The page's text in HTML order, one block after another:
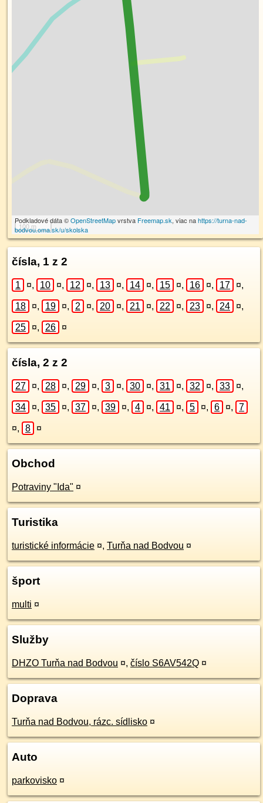
100 m
Podkladové dáta ©OpenStreetMapvrstva Freemap.sk, viac nahttps://turna-nad-
bodvou.oma.sk/u/skolska
čísla, 1 z 2
1 ¤, 10 ¤, 12 ¤, 13 ¤, 14 ¤, 15 ¤, 16 ¤, 17 ¤,
18 ¤, 19 ¤, 2 ¤, 20 ¤, 21 ¤, 22 ¤, 23 ¤, 24 ¤,
25 ¤, 26 ¤
čísla, 2 z 2
27 ¤, 28 ¤, 29 ¤, 3 ¤, 30 ¤, 31 ¤, 32 ¤, 33 ¤,
34 ¤, 35 ¤, 37 ¤, 39 ¤, 4 ¤, 41 ¤, 5 ¤, 6 ¤, 7
¤, 8 ¤
Obchod
Potraviny "Ida" ¤
Turistika
turistické informácie ¤, Turňa nad Bodvou ¤
šport
multi ¤
Služby
DHZO Turňa nad Bodvou ¤, číslo S6AV542Q ¤
Doprava
Turňa nad Bodvou, rázc. sídlisko ¤
Auto
parkovisko ¤